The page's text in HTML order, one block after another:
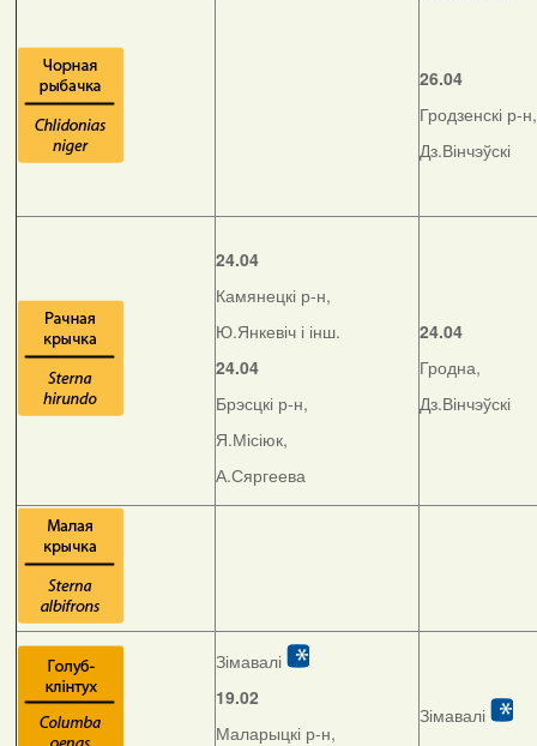
26.04
Гродзенскі р-н,
Дз.Вінчэўскі
24.04
Камянецкі р-н,
Ю.Янкевіч і інш.
24.04
Брэсцкі р-н,
Я.Місіюк,
А.Сяргеева
24.04
Гродна,
Дз.Вінчэўскі
Зімавалі
19.02
Маларыцкі р-н,
Зімавалі